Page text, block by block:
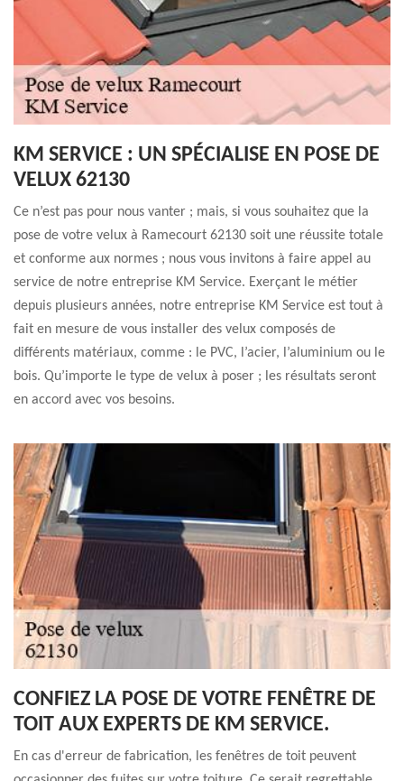
KM SERVICE : UN SPÉCIALISE EN POSE DE
VELUX 62130
Ce n’est pas pour nous vanter ; mais, si vous souhaitez que la
pose de votre velux à Ramecourt 62130 soit une réussite totale
et conforme aux normes ; nous vous invitons à faire appel au
service de notre entreprise KM Service. Exerçant le métier
depuis plusieurs années, notre entreprise KM Service est tout à
fait en mesure de vous installer des velux composés de
différents matériaux, comme : le PVC, l’acier, l’aluminium ou le
bois. Qu’importe le type de velux à poser ; les résultats seront
en accord avec vos besoins.
CONFIEZ LA POSE DE VOTRE FENÊTRE DE
TOIT AUX EXPERTS DE KM SERVICE.
En cas d'erreur de fabrication, les fenêtres de toit peuvent